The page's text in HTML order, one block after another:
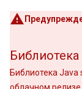
Библиотека Java